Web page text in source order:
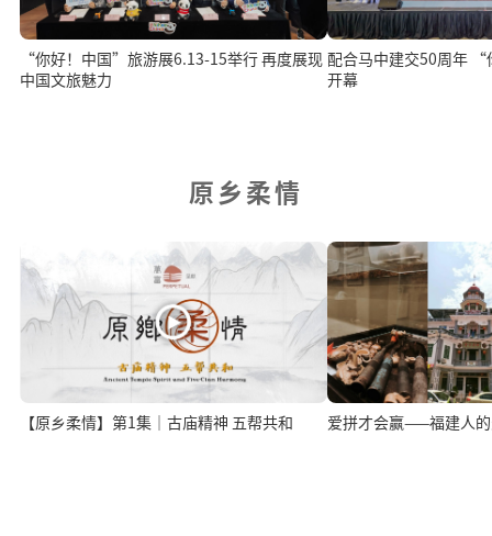
“你好！中国”旅游展6.13-15举行 再度展现
中国文旅魅力
配合马中建交50周年
开幕
原乡柔情
【原乡柔情】第1集｜古庙精神 五帮共和 爱拼才会赢——福建人